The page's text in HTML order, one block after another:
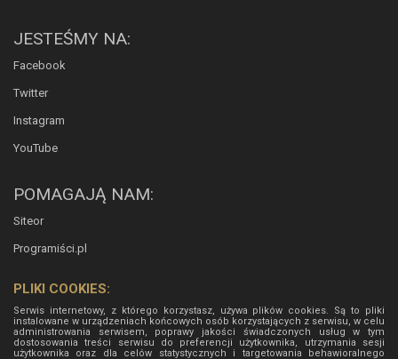
JESTEŚMY NA:
Facebook
Twitter
Instagram
YouTube
POMAGAJĄ NAM:
Siteor
Programiści.pl
PLIKI COOKIES:
Serwis internetowy, z którego korzystasz, używa plików cookies. Są to pliki
instalowane w urządzeniach końcowych osób korzystających z serwisu, w celu
administrowania serwisem, poprawy jakości świadczonych usług w tym
dostosowania treści serwisu do preferencji użytkownika, utrzymania sesji
użytkownika oraz dla celów statystycznych i targetowania behawioralnego